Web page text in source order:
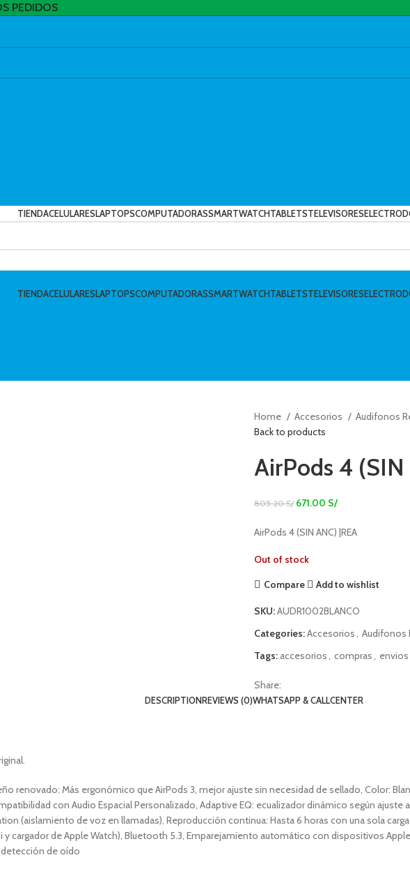
PEDIDOS
TIENDACELULARESLAPTOPSCOMPUTADORASSMARTWATCHTABLETSTELEVISORES
TIENDACELULARESLAPTOPSCOMPUTADORASSMARTWATCHTABLETSTELEVISORES
Home Accesorios
Audifonos
Back to products
AirPods 4 (SIN
805.20S/ 671.00 S/
AirPods 4 (SIN ANC) |REA
Out of stock
Compare
Add to wishlist
SKU:AUDR1002BLANCO
Categories:Accesorios, Audifonos
Tags: accesorios, compras, envios
Share:
DESCRIPTIONREVIEWS (0)WHATSAPP & CALLCENTER
renovado: Más ergonómico que AirPods 3, mejor ajuste sin necesidad de sellado, Color:
con Audio Espacial Personalizado, Adaptive EQ: ecualizador dinámico según
(aislamiento de voz en llamadas), Reproducción continua: Hasta 6 horas con una sola
y cargador de Apple Watch), Bluetooth 5.3, Emparejamiento automático con dispositivos
detección de oído